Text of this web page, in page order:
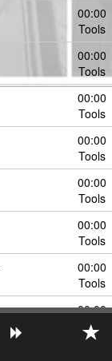
00:00
Tools
00:00
Tools
00:00
Tools
00:00
Tools
00:00
Tools
00:00
Tools
00:00
Tools
00:00
Tools